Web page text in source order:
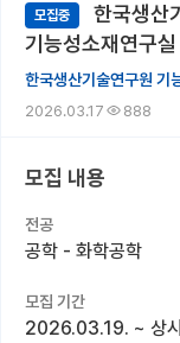
대학원생 모집
기관별 모집 정보
연구실별 모집 정
전공별 모집 정보
국내대학원 정보
연구실&오픈랩
모집중
한국생산
기능성소재연구
한국생산기술연구원 기
2026.03.17 888
모집 내용
전공
공학 - 화학공학
모집 기간
2026.03.19. ~ 상